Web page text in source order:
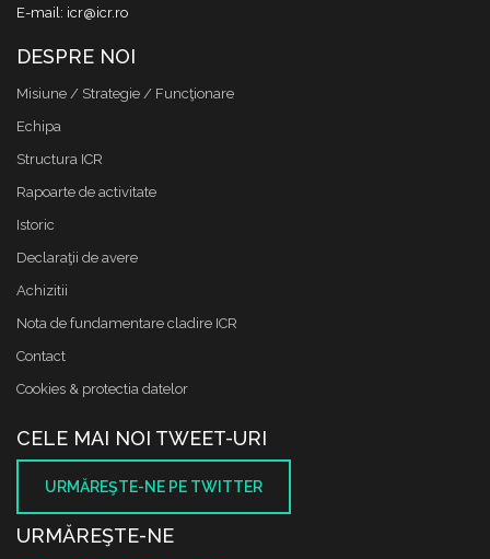
E-mail: icr@icr.ro
DESPRE NOI
Misiune / Strategie / Funcţionare
Echipa
Structura ICR
Rapoarte de activitate
Istoric
Declaraţii de avere
Achizitii
Nota de fundamentare cladire ICR
Contact
Cookies & protectia datelor
CELE MAI NOI TWEET-URI
URMĂREŞTE-NE PE TWITTER
URMĂREŞTE-NE